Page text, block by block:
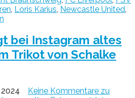
Loris Karius Newcastle United
bei Instagram altes
Trikot von Schalke
Keine Kommentare zu